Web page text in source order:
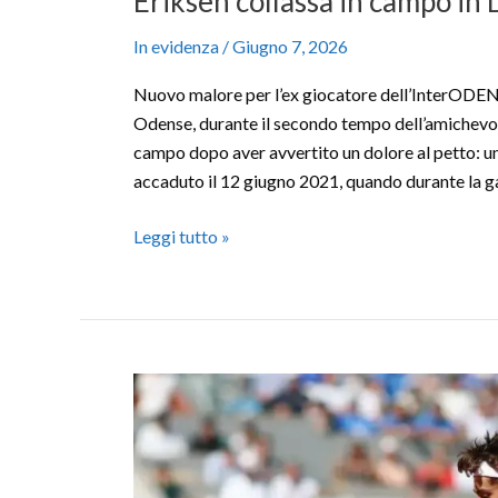
In evidenza /Giugno 7, 2026
Nuovo malore per l’ex giocatore
Odense, durante il secondo tempo
campo dopo aver avvertito un dolore al petto:
accaduto il 12 giugno 2021, quando durante la
Leggi tutto »
Cobolli
cede
al
quinto